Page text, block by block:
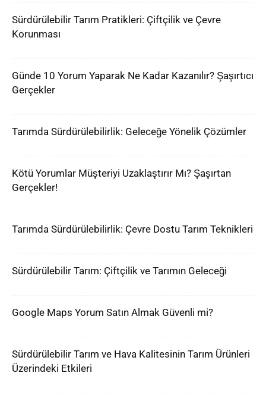
Sürdürülebilir Tarım Pratikleri: Çiftçilik ve Çevre
Korunması
Günde 10 Yorum Yaparak Ne Kadar Kazanılır? Şaşırtıcı
Gerçekler
Tarımda Sürdürülebilirlik: Geleceğe Yönelik Çözümler
Kötü Yorumlar Müşteriyi Uzaklaştırır Mı? Şaşırtan
Gerçekler!
Tarımda Sürdürülebilirlik: Çevre Dostu Tarım Teknikleri
Sürdürülebilir Tarım: Çiftçilik ve Tarımın Geleceği
Google Maps Yorum Satın Almak Güvenli mi?
Sürdürülebilir Tarım ve Hava Kalitesinin Tarım Ürünleri
Üzerindeki Etkileri